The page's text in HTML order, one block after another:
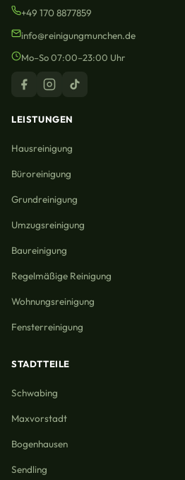
+49 170 8877859
info@reinigungmunchen.de
Mo–So 07:00–23:00 Uhr
LEISTUNGEN
Hausreinigung
Büroreinigung
Grundreinigung
Umzugsreinigung
Baureinigung
Regelmäßige Reinigung
Wohnungsreinigung
Fensterreinigung
STADTTEILE
Schwabing
Maxvorstadt
Bogenhausen
Sendling